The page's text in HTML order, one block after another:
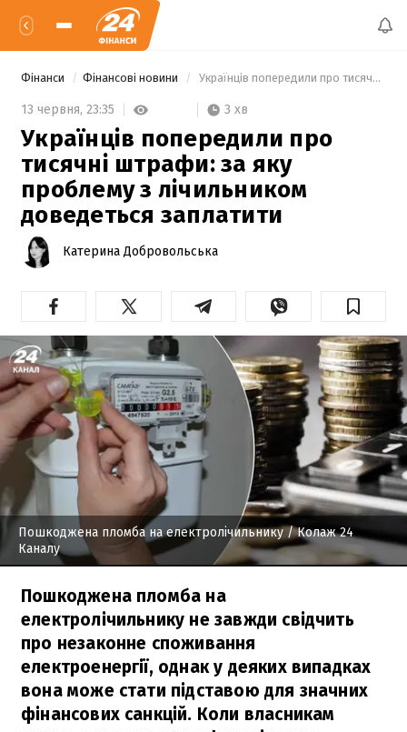
Фінанси Фінансові новини Українців попередили про тисячні штрафи: за яку проблему з лічильником доведеться заплатити
13 червня, 23:35 3 хв
Українців попередили про
тисячні штрафи: за яку
проблему з лічильником
доведеться заплатити
Катерина Добровольська
Пошкоджена пломба на електролічильнику / Колаж 24
Каналу
Пошкоджена пломба на
електролічильнику не завжди свідчить
про незаконне споживання
електроенергії, однак у деяких випадках
вона може стати підставою для значних
фінансових санкцій. Коли власникам